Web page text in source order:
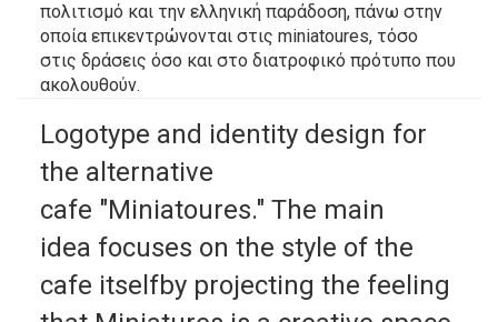
πολιτισμό και την ελληνική παράδοση, πάνω στην
οποία επικεντρώνονται στις miniatoures, τόσο
στις δράσεις όσο και στο διατροφικό πρότυπο που
ακολουθούν.
Logotype and identity design for
the alternative
cafe "Miniatoures." The main
idea focuses on the style of the
cafe itselfby projecting the feeling